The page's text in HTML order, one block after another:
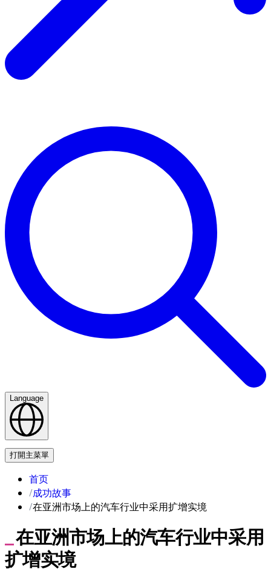
Language
打開主菜單
首页
成功故事
在亚洲市场上的汽车行业中采用扩增实境
在亚洲市场上的汽车行业中采用
扩增实境